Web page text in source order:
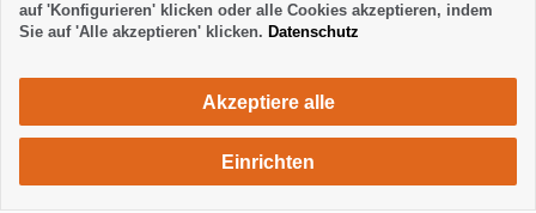
875 €pro Monat
auf 'Konfigurieren' klicken oder alle Cookies akzeptieren, indem
Sie auf 'Alle akzeptieren' klicken. Datenschutz
Akzeptiere alle
Einrichten